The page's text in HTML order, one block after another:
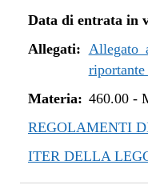
dal 01/05/2019 al
Data di entrata in
Allegati: Allegato
riportante
Materia: 460.00-
REGOLAMENTI
ITER DELLA